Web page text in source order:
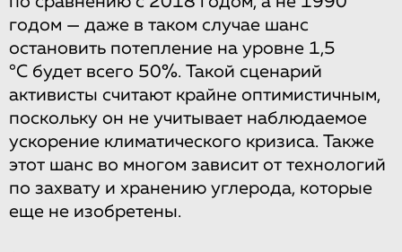
годом — даже в таком случае шанс
остановить потепление на уровне 1,5
°С будет всего 50%. Такой сценарий
активисты считают крайне оптимистичным,
поскольку он не учитывает наблюдаемое
ускорение климатического кризиса. Также
этот шанс во многом зависит от технологий
по захвату и хранению углерода, которые
еще не изобретены.